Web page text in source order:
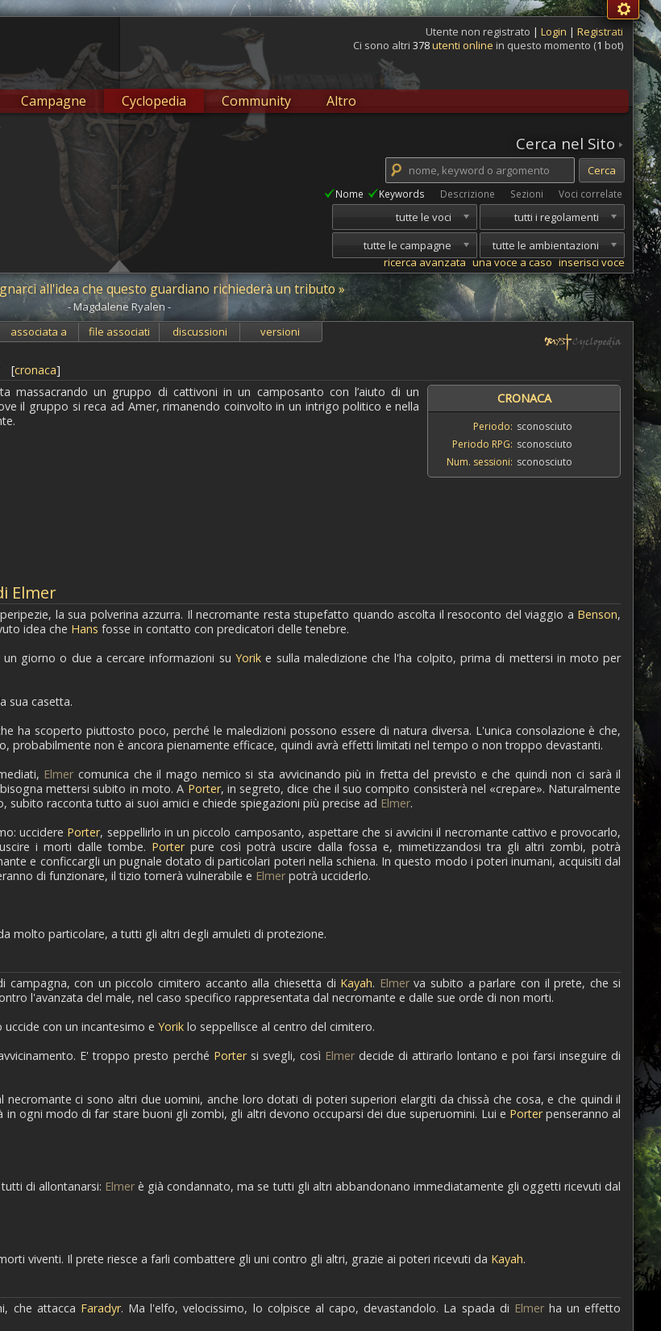
Utente non registrato | Login |Registrati
Ci sono altri378utenti online in questo momento (1 bot)
Campagne Cyclopedia Community Altro
Cerca nel Sito
Nome Keywords Descrizione Sezioni Voci correlate
tutti i regolamenti
tutte le voci
tutte le ambientazioni
tutte le campagne
ricerca avanzata una voce a caso inserisci voce
all'idea che questo guardiano richiederà un tributo »
- Magdalene Ryalen -
associata a file associati discussioni versioni
[cronaca]
CRONACA
Periodo: sconosciuto
Periodo RPG: sconosciuto
Num. sessioni: sconosciuto
massacrando un gruppo di cattivoni in un camposanto con l’aiuto di un
il gruppo si reca ad Amer, rimanendo coinvolto in un intrigo politico e nella
Elmer
la sua polverina azzurra. Il necromante resta stupefatto quando ascolta il resoconto del viaggio a Benson,
idea che Hans fosse in contatto con predicatori delle tenebre.
giorno o due a cercare informazioni su Yorik e sulla maledizione che l'ha colpito, prima di mettersi in moto per
sua casetta.
ha scoperto piuttosto poco, perché le maledizioni possono essere di natura diversa. L'unica consolazione è che,
probabilmente non è ancora pienamente efficace, quindi avrà effetti limitati nel tempo o non troppo devastanti.
Elmer comunica che il mago nemico si sta avvicinando più in fretta del previsto e che quindi non ci sarà il
mettersi subito in moto. A Porter, in segreto, dice che il suo compito consisterà nel «crepare». Naturalmente
subito racconta tutto ai suoi amici e chiede spiegazioni più precise ad Elmer.
uccidere Porter, seppellirlo in un piccolo camposanto, aspettare che si avvicini il necromante cattivo e provocarlo,
i morti dalle tombe. Porterpure così potrà uscire dalla fossa e, mimetizzandosi tra gli altri zombi, potrà
e conficcargli un pugnale dotato di particolari poteri nella schiena. In questo modo i poteri inumani, acquisiti dal
di funzionare, il tizio tornerà vulnerabile e Elmerpotrà ucciderlo.
molto particolare, a tutti gli altri degli amuleti di protezione.
con un piccolo cimitero accanto alla chiesetta di Kayah. Elmerva subito a parlare con il prete, che si
l'avanzata del male, nel caso specifico rappresentata dal necromante e dalle sue orde di non morti.
con un incantesimo e Yoriklo seppellisce al centro del cimitero.
E' troppo presto perché Portersi svegli, così Elmerdecide di attirarlo lontano e poi farsi inseguire di
ci sono altri due uomini, anche loro dotati di poteri superiori elargiti da chissà che cosa, e che quindi il
in ogni modo di far stare buoni gli zombi, gli altri devono occuparsi dei due superuomini. Lui e Porterpenseranno al
di allontanarsi: Elmer è già condannato, ma se tutti gli altri abbandonano immediatamente gli oggetti ricevuti dal
viventi. Il prete riesce a farli combattere gli uni contro gli altri, grazie ai poteri ricevuti da Kayah.
che attacca Faradyr. Ma l'elfo, velocissimo, lo colpisce al capo, devastandolo. La spada di Elmerha un effetto